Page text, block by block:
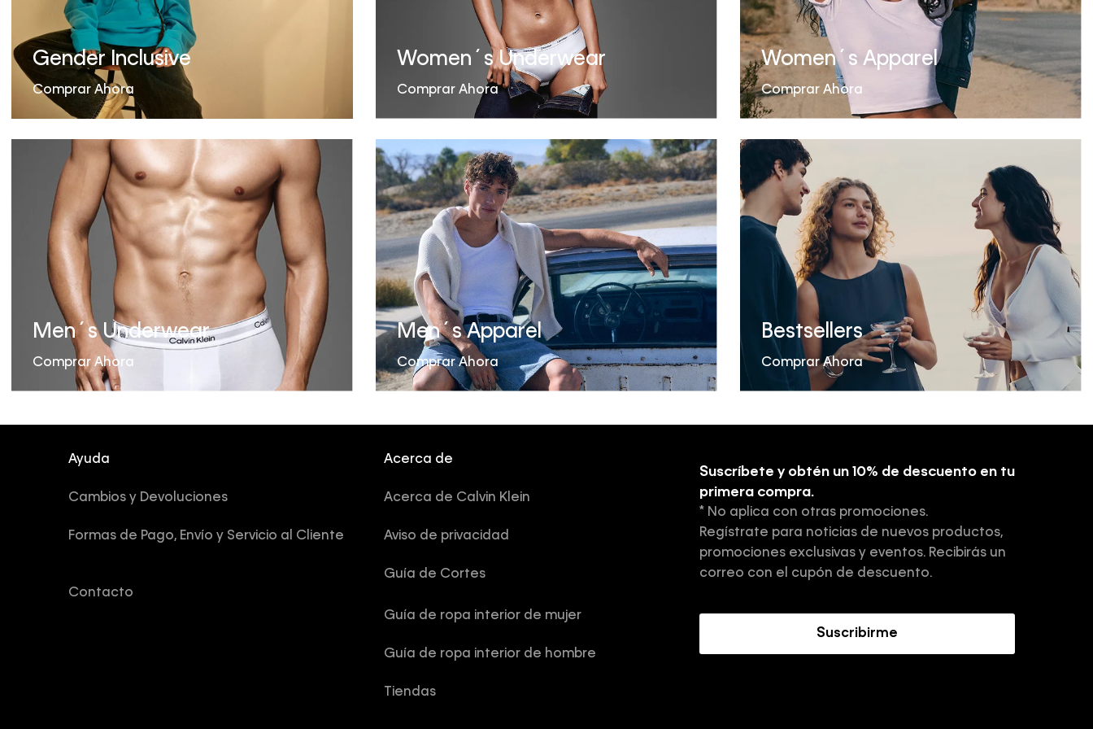
Gender Inclusive
Comprar Ahora
Women´s Underwear
Comprar Ahora
Women´s Apparel
Comprar Ahora
Men´s Underwear
Comprar Ahora
Men´s Apparel
Comprar Ahora
Bestsellers
Comprar Ahora
Ayuda
Cambios y Devoluciones
Formas de Pago, Envío y Servicio al Cliente
Contacto
Acerca de
Acerca de Calvin Klein
Aviso de privacidad
Guía de Cortes
Guía de ropa interior de mujer
Guía de ropa interior de hombre
Tiendas
Suscríbete y obtén un 10% de descuento en tu
primera compra.
* No aplica con otras promociones.
Regístrate para noticias de nuevos productos,
promociones exclusivas y eventos. Recibirás un
correo con el cupón de descuento.
Suscribirme